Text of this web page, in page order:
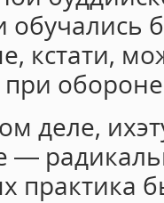
обучались
кстати,
при
деле,
—
практика